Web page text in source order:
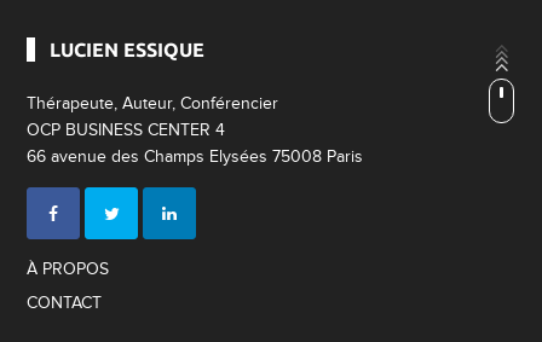
LUCIEN ESSIQUE
Thérapeute, Auteur, Conférencier
OCP BUSINESS CENTER 4
66 avenue des Champs Elysées 75008 Paris
À PROPOS
CONTACT